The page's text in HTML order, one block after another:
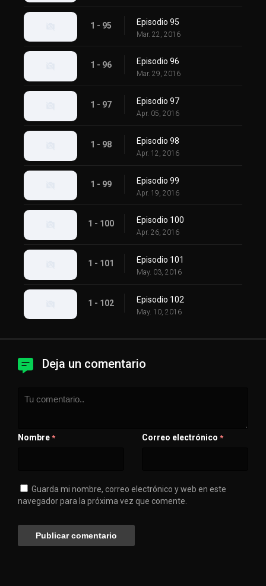
1 - 95 Episodio 95
Mar. 22, 2016
1 - 96 Episodio 96
Mar. 29, 2016
1 - 97 Episodio 97
Apr. 05, 2016
1 - 98 Episodio 98
Apr. 12, 2016
1 - 99 Episodio 99
Apr. 19, 2016
1 - 100 Episodio 100
Apr. 26, 2016
1 - 101 Episodio 101
May. 03, 2016
1 - 102 Episodio 102
May. 10, 2016
Deja un comentario
Nombre * Correo electrónico *
Guarda mi nombre, correo electrónico y web en este
navegador para la próxima vez que comente.